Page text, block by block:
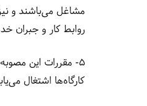
مشاغل می‌باشند و
روابط کار و جبران
کارگاه‌ها اشتغال